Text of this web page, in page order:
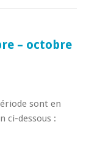
– octobre
sont en
ci-dessous :